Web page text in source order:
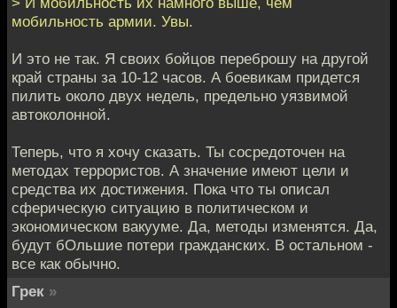
мобильность армии. Увы.
И это не так. Я своих бойцов переброшу на другой
край страны за 10-12 часов. А боевикам придется
пилить около двух недель, предельно уязвимой
автоколонной.
Теперь, что я хочу сказать. Ты сосредоточен на
методах террористов. А значение имеют цели и
средства их достижения. Пока что ты описал
сферическую ситуацию в политическом и
экономическом вакууме. Да, методы изменятся. Да,
будут бОльшие потери гражданских. В остальном -
все как обычно.
Грек »